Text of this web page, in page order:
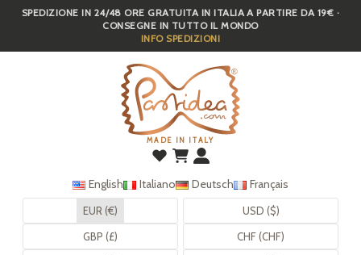
SkipSPEDIZIONE IN 24/48 ORE GRATUITA IN ITALIA A PARTIRE DA 19€ ·
CONSEGNE IN TUTTO IL MONDO
INFO SPEDIZIONI
MADE IN ITALY
English Italiano Deutsch Français
EUR (€)
USD ($)
GBP (£)
CHF (CHF)